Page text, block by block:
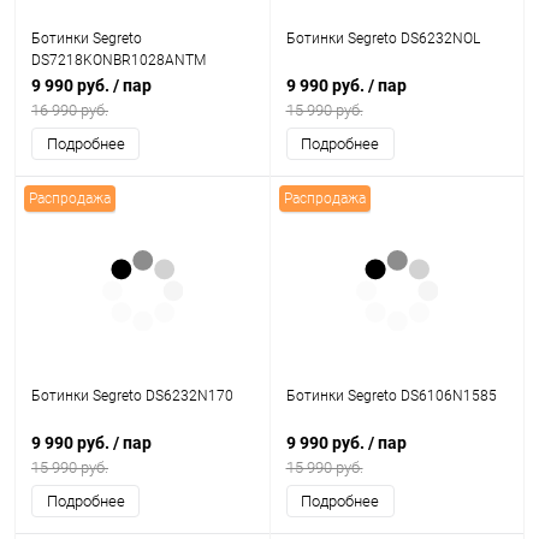
Ботинки Segreto
DS7218KONBR1028ANTM
9 990 руб. / пар
16 990 руб.
Подробнее
Ботинки Segreto DS6232NOL
9 990 руб. / пар
15 990 руб.
Подробнее
Распродажа
Ботинки Segreto DS6232N170
9 990 руб. / пар
15 990 руб.
Подробнее
Распродажа
Ботинки Segreto DS6106N1585
9 990 руб. / пар
15 990 руб.
Подробнее